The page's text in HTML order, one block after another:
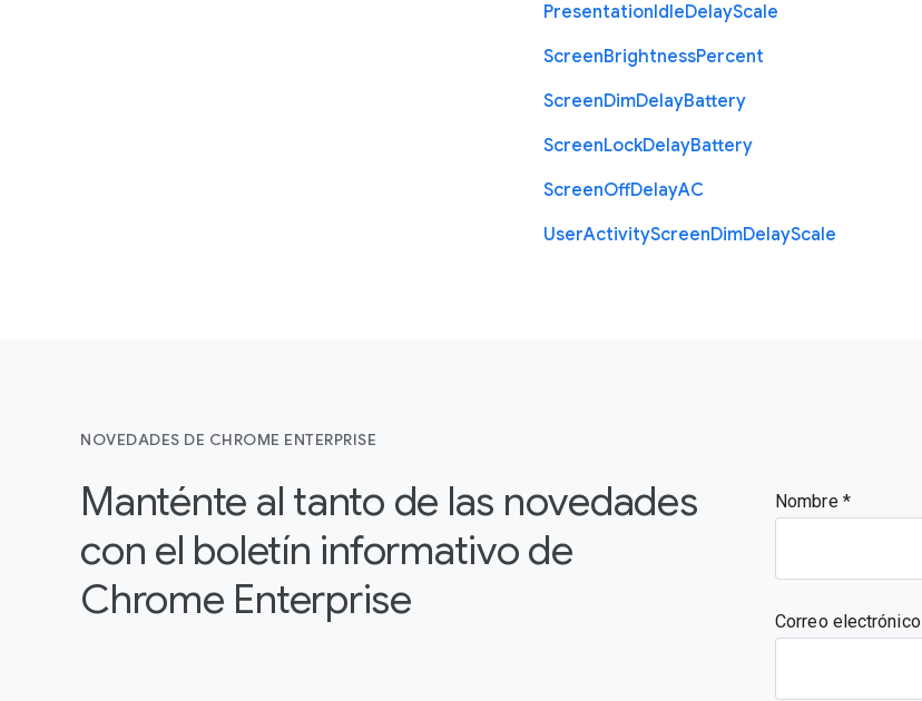
PresentationIdleDelayScale
ScreenBrightnessPercent
ScreenDimDelayBattery
ScreenLockDelayBattery
ScreenOffDelayAC
UserActivityScreenDimDelayScale
NOVEDADES DE CHROME ENTERPRISE
Manténte al tanto de las novedades
con el boletín informativo de
Chrome Enterprise
Nombre
Correo electrónico